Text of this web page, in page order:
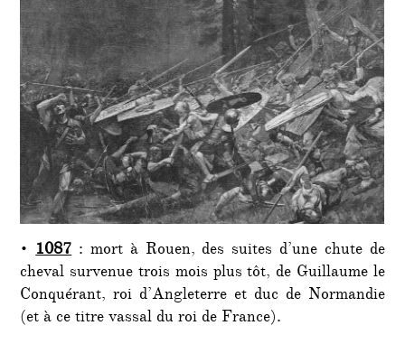
•1087 : mort à Rouen, des suites d’une chute de
cheval survenue trois mois plus tôt, de Guillaume le
Conquérant, roi d’Angleterre et duc de Normandie
(et à ce titre vassal du roi de France).